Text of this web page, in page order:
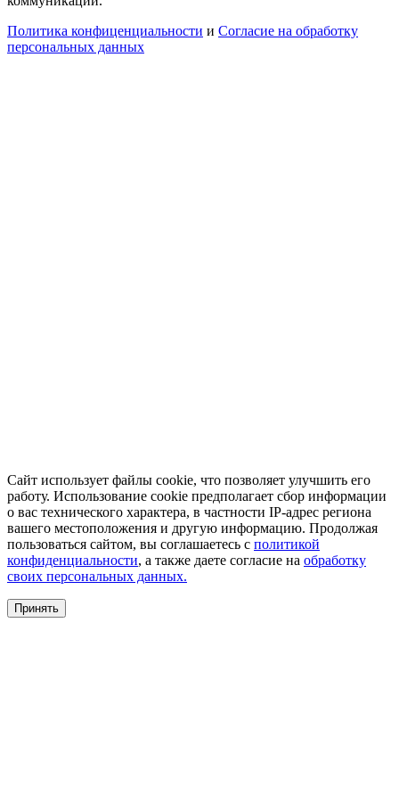
Политика конфиценциальности и Согласие на обработку
персональных данных
Сайт использует файлы cookie, что позволяет улучшить его
работу. Использование cookie предполагает сбор информации
о вас технического характера, в частности IP-адрес региона
вашего местоположения и другую информацию. Продолжая
пользоваться сайтом, вы соглашаетесь с политикой
конфиденциальности, а также даете согласие на обработку
своих персональных данных.
Принять